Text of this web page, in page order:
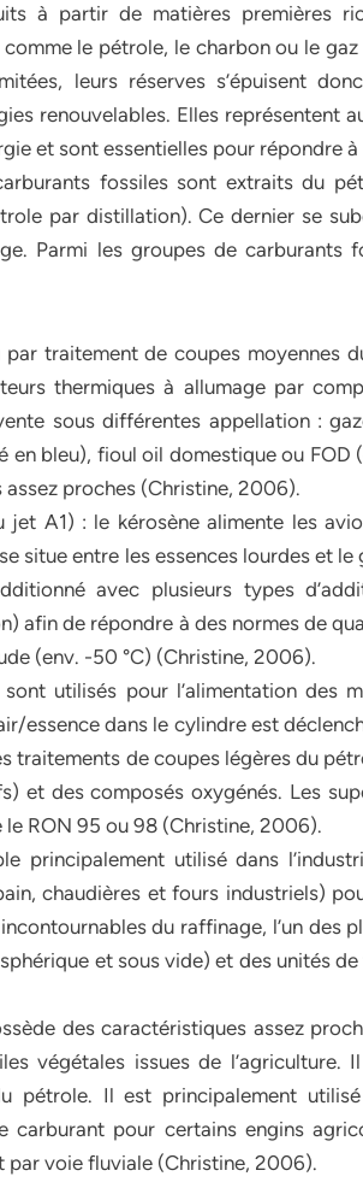
à partir de matières premières
le pétrole, le charbon ou le
leurs réserves s’épuisent
renouvelables. Elles représentent
et sont essentielles pour répondre
fossiles sont extraits du
par distillation). Ce dernier se
Parmi les groupes de carburants
traitement de coupes moyennes
thermiques à allumage par
sous différentes appellation :
en bleu), fioul oil domestique ou
proches (Christine, 2006).
A1) : le kérosène alimente les
situe entre les essences lourdes et
avec plusieurs types
afin de répondre à des normes de
(env. -50 °C) (Christine, 2006).
utilisés pour l’alimentation des
essence dans le cylindre est
traitements de coupes légères du
et des composés oxygénés. Les
le RON 95 ou 98 (Christine, 2006).
principalement utilisé dans
chaudières et fours industriels)
du raffinage, l’un des
et sous vide) et des unités
des caractéristiques assez
végétales issues de
pétrole. Il est principalement
carburant pour certains engins
par voie fluviale (Christine, 2006).